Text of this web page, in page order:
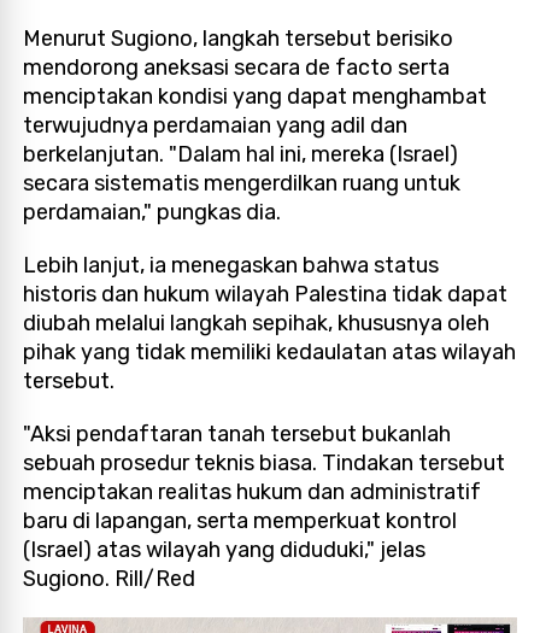
Menurut Sugiono, langkah tersebut berisiko
mendorong aneksasi secara de facto serta
menciptakan kondisi yang dapat menghambat
terwujudnya perdamaian yang adil dan
berkelanjutan. "Dalam hal ini, mereka (Israel)
secara sistematis mengerdilkan ruang untuk
perdamaian," pungkas dia.
Lebih lanjut, ia menegaskan bahwa status
historis dan hukum wilayah Palestina tidak dapat
diubah melalui langkah sepihak, khususnya oleh
pihak yang tidak memiliki kedaulatan atas wilayah
tersebut.
"Aksi pendaftaran tanah tersebut bukanlah
sebuah prosedur teknis biasa. Tindakan tersebut
menciptakan realitas hukum dan administratif
baru di lapangan, serta memperkuat kontrol
(Israel) atas wilayah yang diduduki," jelas
Sugiono. Rill/Red